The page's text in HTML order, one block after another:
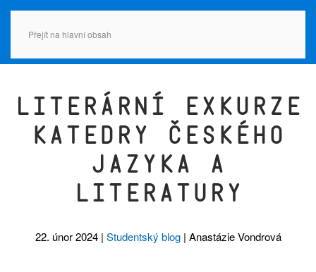
Přejít na hlavní obsah
Literární exkurze
katedry českého
jazyka a
literatury
22. únor 2024| Studentský blog| Anastázie Vondrová